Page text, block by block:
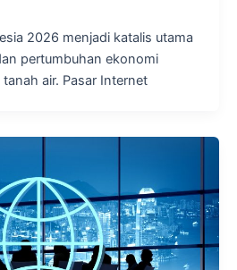
2026 menjadi katalis utama
pertumbuhan ekonomi
air. Pasar Internet